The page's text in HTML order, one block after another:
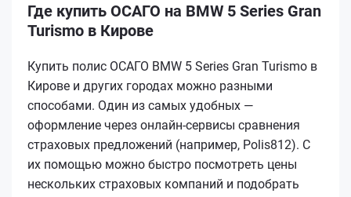
Где купить ОСАГО на BMW 5 Series Gran
Turismo в Кирове
Купить полис ОСАГО BMW 5 Series Gran Turismo в
Кирове и других городах можно разными
способами. Один из самых удобных —
оформление через онлайн-сервисы сравнения
страховых предложений (например, Polis812). С
их помощью можно быстро посмотреть цены
нескольких страховых компаний и подобрать